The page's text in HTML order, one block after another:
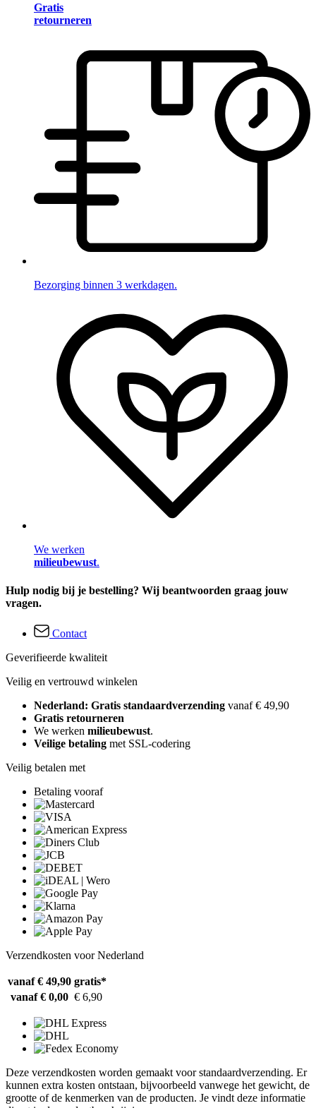
Gratis
retourneren
Bezorging binnen 3 werkdagen.
We werken
milieubewust.
Hulp nodig bij je bestelling? Wij beantwoorden graag jouw
vragen.
Contact
Geverifieerde kwaliteit
Veilig en vertrouwd winkelen
Nederland: Gratis standaardverzending vanaf € 49,90
Gratis retourneren
We werken milieubewust.
Veilige betaling met SSL-codering
Veilig betalen met
Betaling vooraf
Verzendkosten voor Nederland
vanaf € 49,90 gratis*
vanaf € 0,00 € 6,90
Deze verzendkosten worden gemaakt voor standaardverzending. Er
kunnen extra kosten ontstaan, bijvoorbeeld vanwege het gewicht, de
grootte of de kenmerken van de producten. Je vindt deze informatie